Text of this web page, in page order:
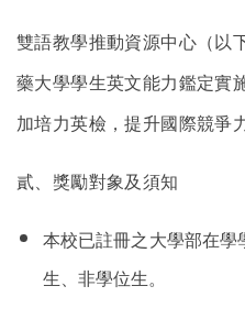
雙語教學推動資源中心（以
藥大學學生英文能力鑑定實
加培力英檢，提升國際競爭
貳、獎勵對象及須知
本校已註冊之大學部在學
生、非學位生。